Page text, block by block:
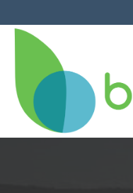
al
contenido